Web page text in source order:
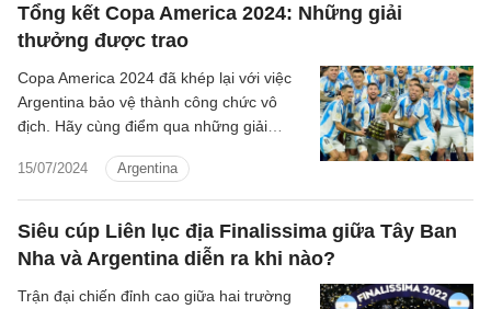
Tổng kết Copa America 2024: Những giải
thưởng được trao
15/07/2024 Argentina
Copa America 2024 đã khép lại với việc
Argentina bảo vệ thành công chức vô
địch. Hãy cùng điểm qua những giải
Siêu cúp Liên lục địa Finalissima giữa Tây Ban
Nha và Argentina diễn ra khi nào?
Trận đại chiến đỉnh cao giữa hai trường